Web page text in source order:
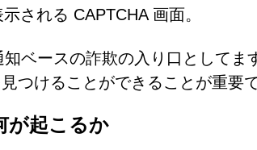
される CAPTCHA 画面。
ベースの詐欺の入り口としてま
つけることができることが重要で
が起こるか